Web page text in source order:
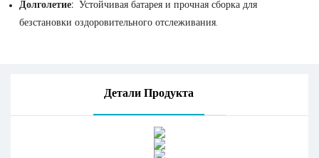
Долголетие:
Устойчивая батарея и прочная сборка для
безстановки оздоровительного отслеживания.
Детали Продукта